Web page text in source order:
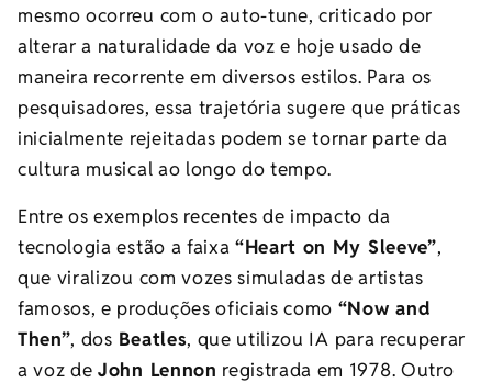
mesmo ocorreu com o auto-tune, criticado por
alterar a naturalidade da voz e hoje usado de
maneira recorrente em diversos estilos. Para os
pesquisadores, essa trajetória sugere que práticas
inicialmente rejeitadas podem se tornar parte da
cultura musical ao longo do tempo.
Entre os exemplos recentes de impacto da
tecnologia estão a faixa “Heart on My Sleeve”,
que viralizou com vozes simuladas de artistas
famosos, e produções oficiais como “Now and
Then”, dos Beatles, que utilizou IA para recuperar
a voz deJohn Lennon registrada em 1978. Outro